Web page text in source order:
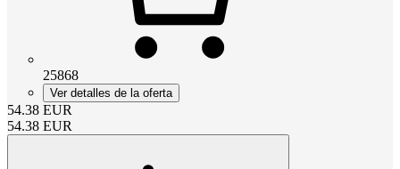
25868
Ver detalles de la oferta
54.38 EUR
54.38 EUR